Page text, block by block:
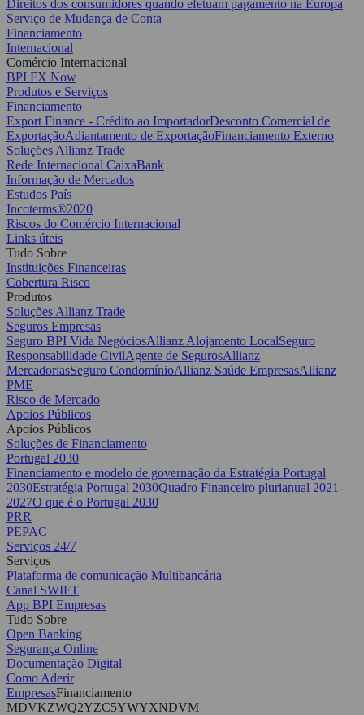
Direitos dos consumidores quando efetuam pagamento na Europa
Serviço de Mudança de Conta
Financiamento
Internacional
Comércio Internacional
BPI FX Now
Produtos e Serviços
Financiamento
Export Finance - Crédito ao ImportadorDesconto Comercial de
ExportaçãoAdiantamento de ExportaçãoFinanciamento Externo
Soluções Allianz Trade
Rede Internacional CaixaBank
Informação de Mercados
Estudos País
Incoterms®2020
Riscos do Comércio Internacional
Links úteis
Tudo Sobre
Instituições Financeiras
Cobertura Risco
Produtos
Soluções Allianz Trade
Seguros Empresas
Seguro BPI Vida NegóciosAllianz Alojamento LocalSeguro
Responsabilidade CivilAgente de SegurosAllianz
MercadoriasSeguro CondomínioAllianz Saúde EmpresasAllianz
PME
Risco de Mercado
Apoios Públicos
Apoios Públicos
Soluções de Financiamento
Portugal 2030
Financiamento e modelo de governação da Estratégia Portugal
2030Estratégia Portugal 2030Quadro Financeiro plurianual 2021-
2027O que é o Portugal 2030
PRR
PEPAC
Serviços 24/7
Serviços
Plataforma de comunicação Multibancária
Canal SWIFT
App BPI Empresas
Tudo Sobre
Open Banking
Segurança Online
Documentação Digital
Como Aderir
EmpresasFinanciamento
MDVKZWQ2YZC5YWYXNDVM